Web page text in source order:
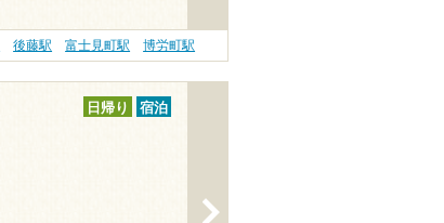
後藤駅 富士見町駅 博労町駅
日帰り 宿泊